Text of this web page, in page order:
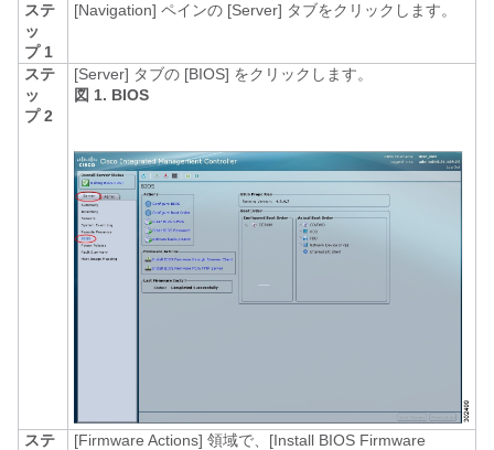
ステ
ッ
プ 1
[Navigation] ペインの [Server] タブをクリックします。
ステ
ッ
プ 2
[Server] タブの [BIOS] をクリックします。
図 1. BIOS
ステ
[Firmware Actions] 領域で、[Install BIOS Firmware